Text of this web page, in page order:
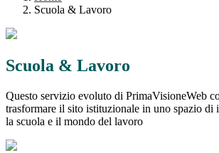
Scuola & Lavoro
Scuola & Lavoro
Questo servizio evoluto di PrimaVisioneWeb
trasformare il sito istituzionale in uno spazio di
la scuola e il mondo del lavoro